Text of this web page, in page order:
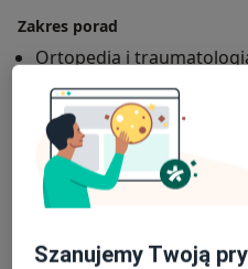
Zakres porad
Ortopedia i
Główne obszary pomocy
Ból kolana Uszkodzenia
Paluch koślawy
Złamania
Pacjenci których przyjmuję
Dorośli
Szanujemy Twoją